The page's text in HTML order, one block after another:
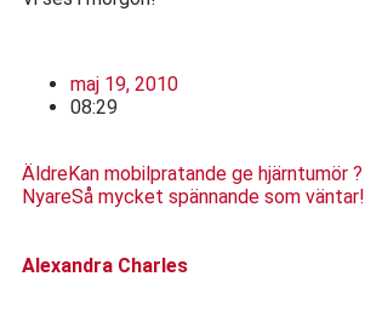
maj 19, 2010
08:29
ÄldreKan mobilpratande ge hjärntumör ?
NyareSå mycket spännande som väntar!
Alexandra Charles